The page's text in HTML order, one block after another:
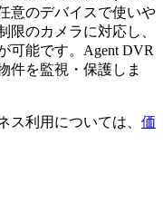
意のデバイスで使いや
限のカメラに対応し、
可能です。Agent DVR
件を監視・保護しま
ス利用については、 価